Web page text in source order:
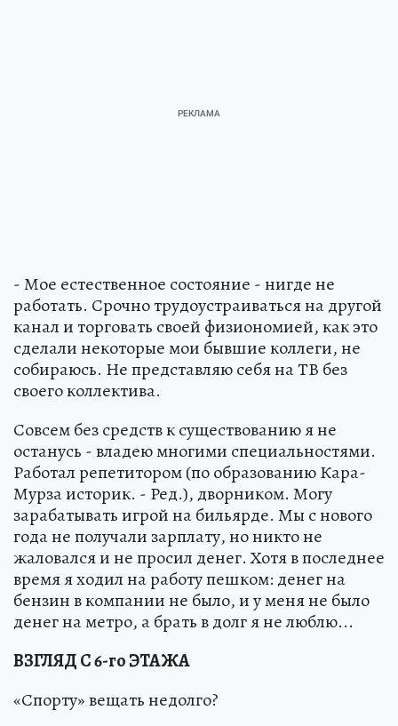
- Мое естественное состояние - нигде не
работать. Срочно трудоустраиваться на другой
канал и торговать своей физиономией, как это
сделали некоторые мои бывшие коллеги, не
собираюсь. Не представляю себя на ТВ без
своего коллектива.
Совсем без средств к существованию я не
останусь - владею многими специальностями.
Работал репетитором (по образованию Кара-
Мурза историк. - Ред.), дворником. Могу
зарабатывать игрой на бильярде. Мы с нового
года не получали зарплату, но никто не
жаловался и не просил денег. Хотя в последнее
время я ходил на работу пешком: денег на
бензин в компании не было, и у меня не было
денег на метро, а брать в долг я не люблю...
ВЗГЛЯД С 6-го ЭТАЖА
«Спорту» вещать недолго?